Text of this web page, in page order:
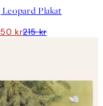
Plakat
kr215 kr